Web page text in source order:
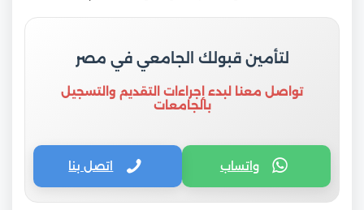
لتأمين قبولك الجامعي في مصر
تواصل معنا لبدء إجراءات التقديم والتسجيل
بالجامعات
واتساب اتصل بنا